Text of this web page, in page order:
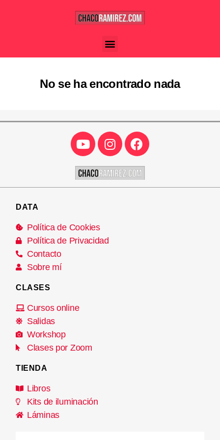
No se ha encontrado nada
DATA
Política de Cookies
Política de Privacidad
Contacto
Sobre mí
CLASES
Cursos online
Salidas
Workshop
Clases por Zoom
TIENDA
Libros
Kits de iluminación
Láminas